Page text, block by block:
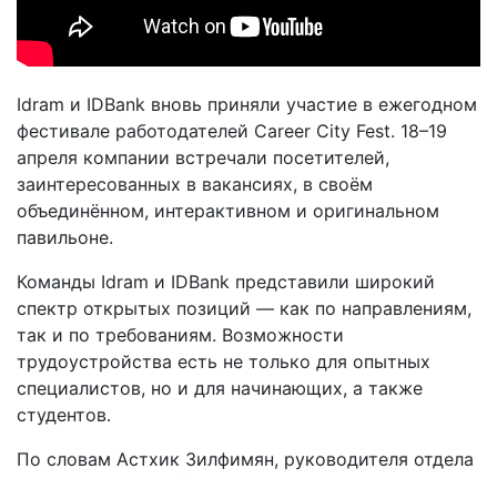
Idram и IDBank вновь приняли участие в ежегодном
фестивале работодателей Career City Fest. 18–19
апреля компании встречали посетителей,
заинтересованных в вакансиях, в своём
объединённом, интерактивном и оригинальном
павильоне.
Команды Idram и IDBank представили широкий
спектр открытых позиций — как по направлениям,
так и по требованиям. Возможности
трудоустройства есть не только для опытных
специалистов, но и для начинающих, а также
студентов․
По словам Астхик Зилфимян, руководителя отдела